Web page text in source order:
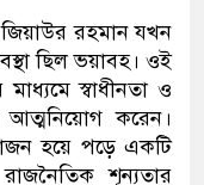
জিয়াউর রহমান যখন
ছিল ভয়াবহ। ওই
স্বাধীনতা ও
আত্মনিয়োগ করেন।
হয়ে পড়ে একটি
রাজনৈতিক শূন্যতার